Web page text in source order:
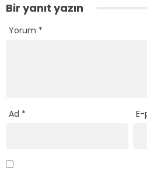
Bir yanıt yazın
Yorum *
Ad *